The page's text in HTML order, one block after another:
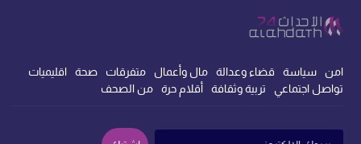
امن سياسة قضاء وعدالة مال وأعمال متفرقات صحة
اقليميات
تواصل اجتماعي
تربية وثقافة أقلام حرة من الصحف